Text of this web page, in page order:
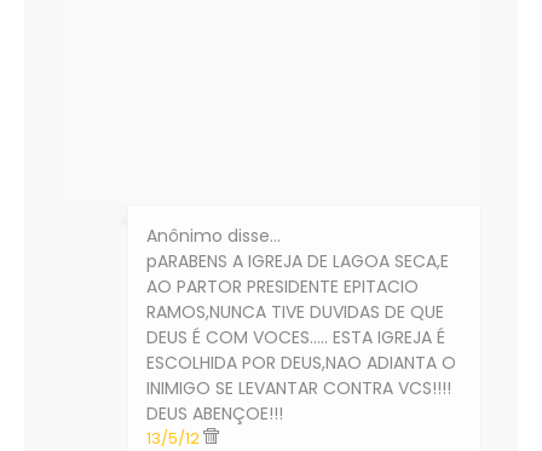
Anônimo disse…
pARABENS A IGREJA DE LAGOA SECA,E
AO PARTOR PRESIDENTE EPITACIO
RAMOS,NUNCA TIVE DUVIDAS DE QUE
DEUS É COM VOCES..... ESTA IGREJA É
ESCOLHIDA POR DEUS,NAO ADIANTA O
INIMIGO SE LEVANTAR CONTRA VCS!!!!
DEUS ABENÇOE!!!
13/5/12